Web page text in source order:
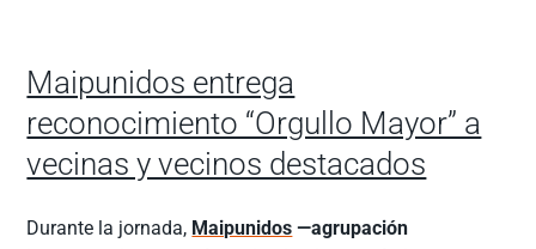
Maipunidos entrega
reconocimiento “Orgullo Mayor” a
vecinas y vecinos destacados
Durante la jornada, Maipunidos —agrupación